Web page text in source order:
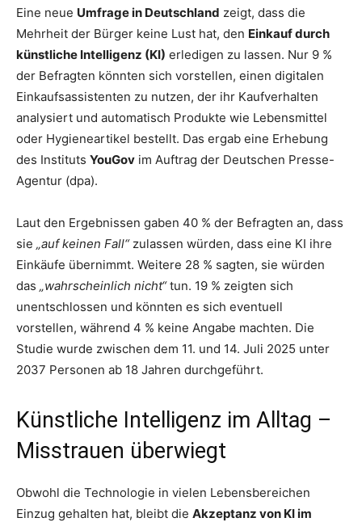
Eine neue Umfrage in Deutschland zeigt, dass die
Mehrheit der Bürger keine Lust hat, den Einkauf durch
künstliche Intelligenz (KI) erledigen zu lassen. Nur 9 %
der Befragten könnten sich vorstellen, einen digitalen
Einkaufsassistenten zu nutzen, der ihr Kaufverhalten
analysiert und automatisch Produkte wie Lebensmittel
oder Hygieneartikel bestellt. Das ergab eine Erhebung
des Instituts YouGov im Auftrag der Deutschen Presse-
Agentur (dpa).
Laut den Ergebnissen gaben 40 % der Befragten an, dass
sie „auf keinen Fall“zulassen würden, dass eine KI ihre
Einkäufe übernimmt. Weitere 28 % sagten, sie würden
das „wahrscheinlich nicht“tun. 19 % zeigten sich
unentschlossen und könnten es sich eventuell
vorstellen, während 4 % keine Angabe machten. Die
Studie wurde zwischen dem 11. und 14. Juli 2025 unter
2037 Personen ab 18 Jahren durchgeführt.
Künstliche Intelligenz im Alltag –
Misstrauen überwiegt
Obwohl die Technologie in vielen Lebensbereichen
Einzug gehalten hat, bleibt die Akzeptanz von KI im